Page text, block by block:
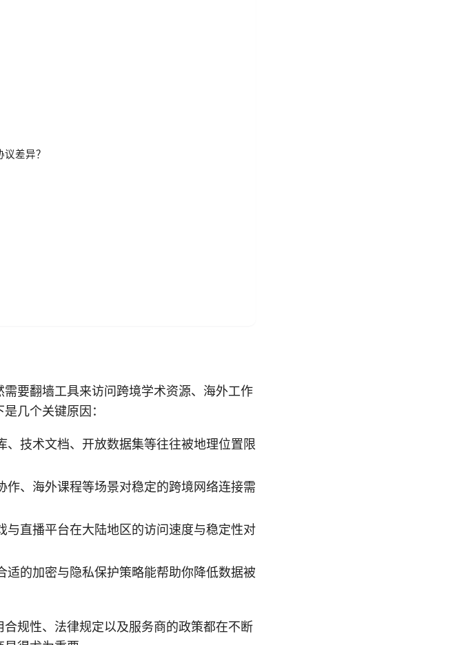
差异？
要翻墙工具来访问跨境学术资源、海外工作
几个关键原因：
技术文档、开放数据集等往往被地理位置限
、海外课程等场景对稳定的跨境网络连接需
直播平台在大陆地区的访问速度与稳定性对
的加密与隐私保护策略能帮助你降低数据被
规性、法律规定以及服务商的政策都在不断